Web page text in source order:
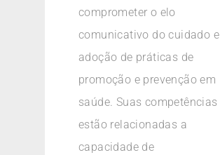
comprometer o elo
comunicativo do cuidado e
adoção de práticas de
promoção e prevenção em
saúde. Suas competências
estão relacionadas a
capacidade de